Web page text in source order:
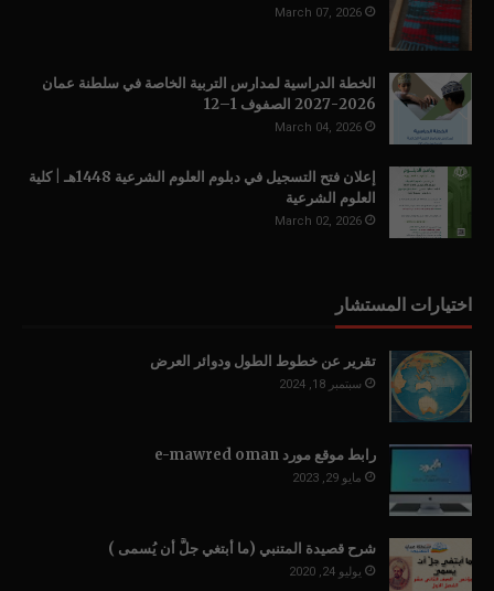
March 07, 2026
الخطة الدراسية لمدارس التربية الخاصة في سلطنة عمان
2026-2027 الصفوف 1–12
March 04, 2026
إعلان فتح التسجيل في دبلوم العلوم الشرعية 1448هـ | كلية
العلوم الشرعية
March 02, 2026
اختيارات المستشار
تقرير عن خطوط الطول ودوائر العرض
سبتمبر 18, 2024
رابط موقع مورد e-mawred oman
مايو 29, 2023
شرح قصيدة المتنبي (ما أبتغي جلَّ أن يُسمى )
يوليو 24, 2020